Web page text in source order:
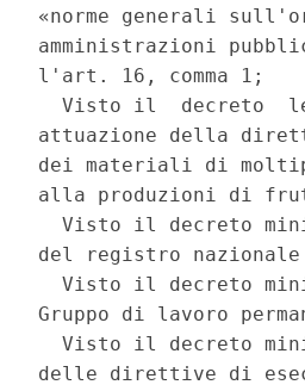
«norme generali
amministrazioni
l'art. 16, comma 1;
Visto il  decreto
attuazione della
dei materiali di
alla produzioni di
Visto il decreto
del registro
Visto il decreto
Gruppo di lavoro
Visto il decreto
delle direttive di